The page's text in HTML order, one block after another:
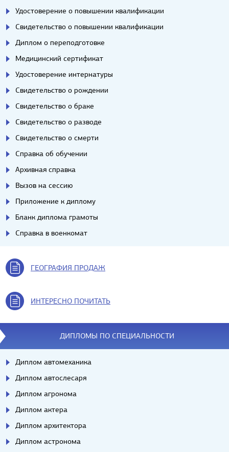
Удостоверение о повышении квалификации
Свидетельство о повышении квалификации
Диплом о переподготовке
Медицинский сертификат
Удостоверение интернатуры
Свидетельство о рождении
Свидетельство о браке
Свидетельство о разводе
Свидетельство о смерти
Справка об обучении
Архивная справка
Вызов на сессию
Приложение к диплому
Бланк диплома грамоты
Справка в военкомат
ГЕОГРАФИЯ ПРОДАЖ
ИНТЕРЕСНО ПОЧИТАТЬ
ДИПЛОМЫ ПО СПЕЦИАЛЬНОСТИ
Диплом автомеханика
Диплом автослесаря
Диплом агронома
Диплом актера
Диплом архитектора
Диплом астронома